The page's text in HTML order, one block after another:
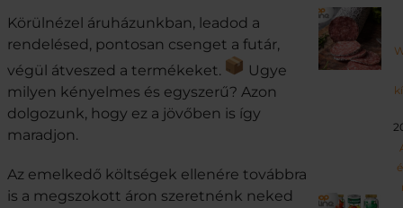
Körülnézel áruházunkban, leadod a
rendelésed, pontosan csenget a futár,
végül átveszed a termékeket.
Ugye
milyen kényelmes és egyszerű? Azon
dolgozunk, hogy ez a jövőben is így
maradjon.
Az emelkedő költségek ellenére továbbra
is a megszokott áron szeretnénk neked